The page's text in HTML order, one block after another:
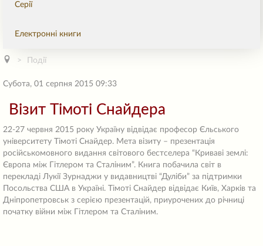
Серії
Електронні книги
Події
Субота, 01 серпня 2015 09:33
Візит Тімоті Снайдера
22-27 червня 2015 року Україну відвідає професор Єльського
університету Тімоті Снайдер. Мета візиту – презентація
російськомовного видання світового бестселера “Криваві землі:
Європа між Гітлером та Сталіним”. Книга побачила світ в
перекладі Лукії Зурнаджи у видавництві “Дуліби” за підтримки
Посольства США в Україні. Тімоті Снайдер відвідає Київ, Харків та
Дніпропетровськ з серією презентацій, приурочених до річниці
початку війни між Гітлером та Сталіним.